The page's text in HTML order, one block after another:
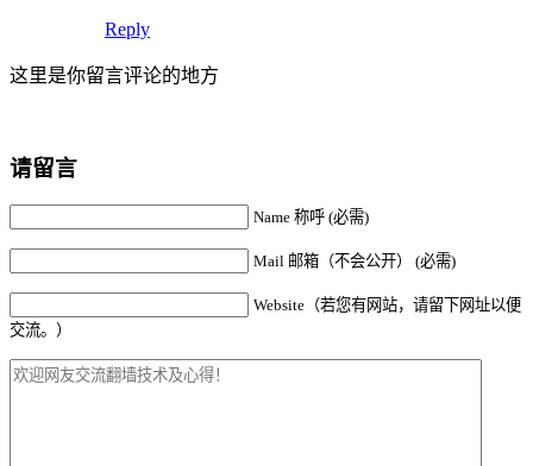
Reply
这里是你留言评论的地方
请留言
Name 称呼 (必需)
Mail 邮箱（不会公开） (必需)
Website（若您有网站，请留下网址以便
交流。）